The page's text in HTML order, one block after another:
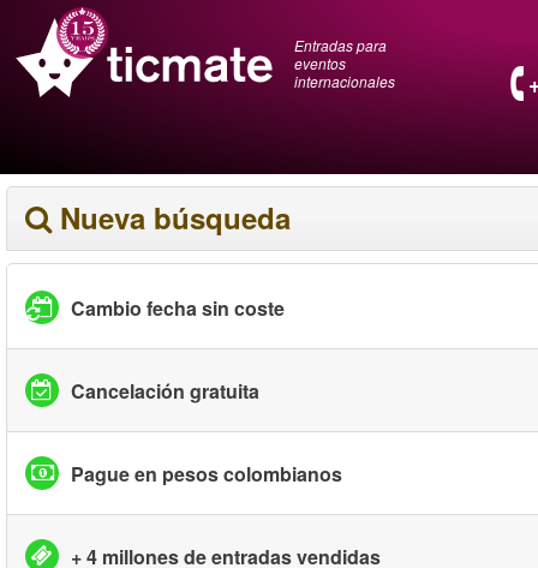
Entradas para
eventos
internacionales
Nueva búsqueda
Cambio fecha sin coste
Cancelación gratuita
Pague en pesos colombianos
+ 4 millones de entradas vendidas